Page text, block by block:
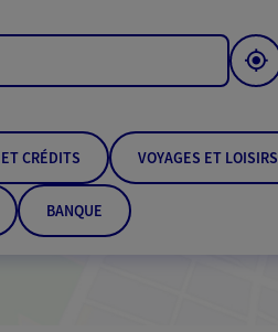
CRÉDITS VOYAGES ET LOISIRS
BANQUE